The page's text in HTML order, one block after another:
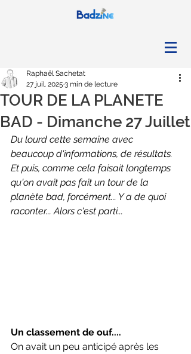
TOUR DE LA PLANETE
BAD - Dimanche 27 Juillet
Raphaël Sachetat
27 juil. 2025 3 min de lecture
Du lourd cette semaine avec
beaucoup d'informations, de résultats.
Et puis, comme cela faisait longtemps
qu'on avait pas fait un tour de la
planète bad, forcément... Y a de quoi
raconter... Alors c'est parti...
Un classement de ouf....
On avait un peu anticipé après les